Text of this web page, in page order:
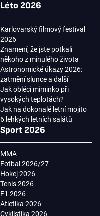
Léto 2026
Karlovarský filmový festival
2026
Znamení, že jste potkali
někoho z minulého života
Astronomické úkazy 2026:
zatmění slunce a další
Jak obléci miminko při
vysokých teplotách?
Jak na dokonalé letní mojito
6 lehkých letních salátů
Sport 2026
MMA
Fotbal 2026/27
Hokej 2026
Tenis 2026
F1 2026
Atletika 2026
Cyklistika 2026